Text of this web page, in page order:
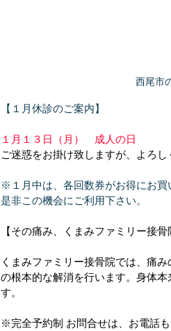
西尾市
【１月休診のご案内】
１月１３日（月）　成人の日
ご迷惑をお掛け致しますが、よろし
※１月中は、各回数券がお得にお買
是非この機会にご利用下さい。
【その痛み、くまみファミリー接骨
くまみファミリー接骨院では、痛
の根本的な解消を行います。身体
す。
※完全予約制 お問合せは、お電話